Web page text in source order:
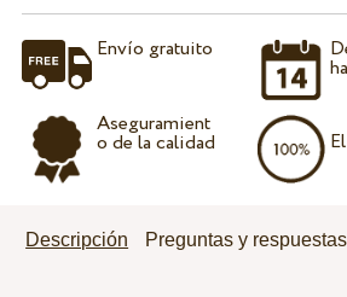
Envío gratuito
Aseguramient
o de la calidad
Descripción Preguntas y respuestas